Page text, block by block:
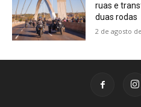
ruas e
duas rodas
2 de agosto